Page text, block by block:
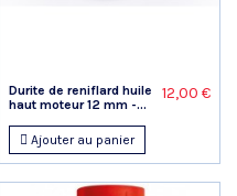
Durite de reniflard huile
haut moteur 12 mm -...
12,00 €
Ajouter au panier